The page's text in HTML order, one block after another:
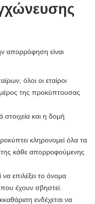
απορρόφηση είναι
όλοι οι εταίροι
μέρος της προκύπτουσας
και η δομή
κληρονομεί όλα τα
της κάθε απορροφούμενης
επιλέξει το όνομα
έχουν σβηστεί.
ενδέχεται να